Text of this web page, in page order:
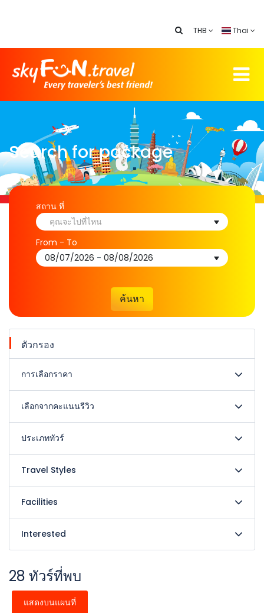
THB Thai
Search for package
สถาน ที่
คุณจะไปที่ไหน
From - To
08/07/2026 -08/08/2026
ค้นหา
ตัวกรอง
การเลือกราคา
เลือกจากคะแนนรีวิว
ประเภททัวร์
Travel Styles
Facilities
Interested
28 ทัวร์ที่พบ
แสดงบนแผนที่